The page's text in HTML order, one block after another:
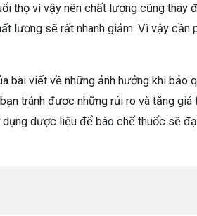
thọ vì vậy nên chất lượng cũng thay
lượng sẽ rất nhanh giảm. Vì vậy cần
bài viết về những ảnh hưởng khi bảo
tránh được những rủi ro và tăng giá
dược liệu để bào chế thuốc sẽ